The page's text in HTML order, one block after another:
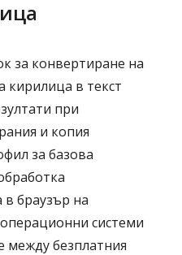
за конвертиране на
кирилица в текст
при
и копия
за базова
в браузър на
системи
между безплатния